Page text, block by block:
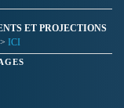
ET PROJECTIONS
ICI